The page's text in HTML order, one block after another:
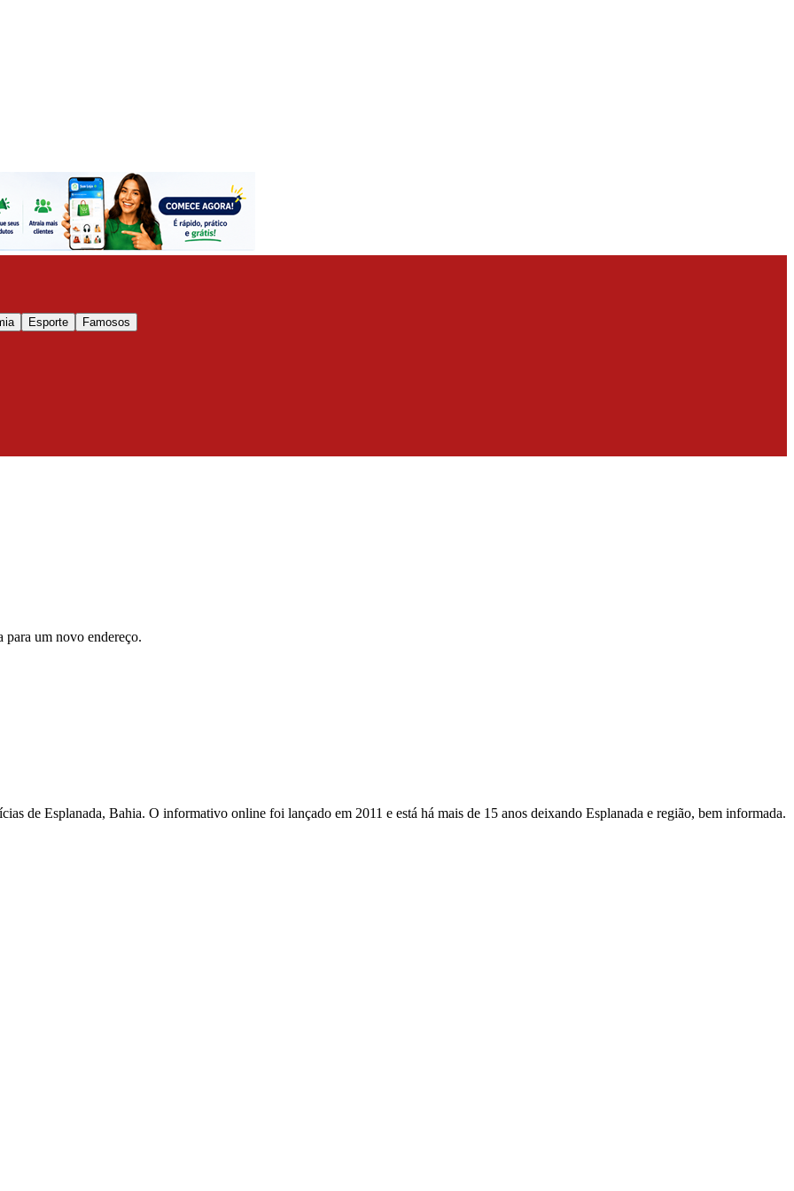
Esporte Famosos
para um novo endereço.
de Esplanada, Bahia. O informativo online foi lançado em 2011 e está há mais de 15 anos deixando Esplanada e região, bem informada.